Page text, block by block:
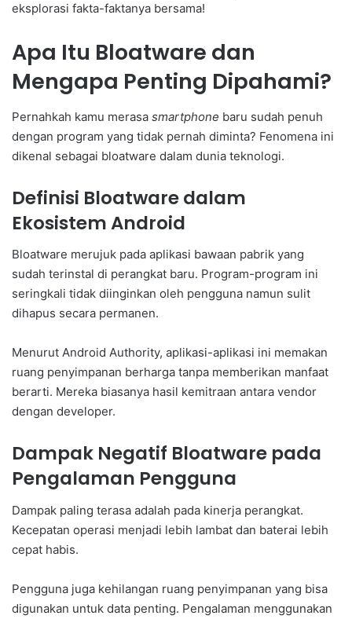
eksplorasi fakta-faktanya bersama!
Apa Itu Bloatware dan
Mengapa Penting Dipahami?
Pernahkah kamu merasa smartphone baru sudah penuh
dengan program yang tidak pernah diminta? Fenomena ini
dikenal sebagai bloatware dalam dunia teknologi.
Definisi Bloatware dalam
Ekosistem Android
Bloatware merujuk pada aplikasi bawaan pabrik yang
sudah terinstal di perangkat baru. Program-program ini
seringkali tidak diinginkan oleh pengguna namun sulit
dihapus secara permanen.
Menurut Android Authority, aplikasi-aplikasi ini memakan
ruang penyimpanan berharga tanpa memberikan manfaat
berarti. Mereka biasanya hasil kemitraan antara vendor
dengan developer.
Dampak Negatif Bloatware pada
Pengalaman Pengguna
Dampak paling terasa adalah pada kinerja perangkat.
Kecepatan operasi menjadi lebih lambat dan baterai lebih
cepat habis.
Pengguna juga kehilangan ruang penyimpanan yang bisa
digunakan untuk data penting. Pengalaman menggunakan